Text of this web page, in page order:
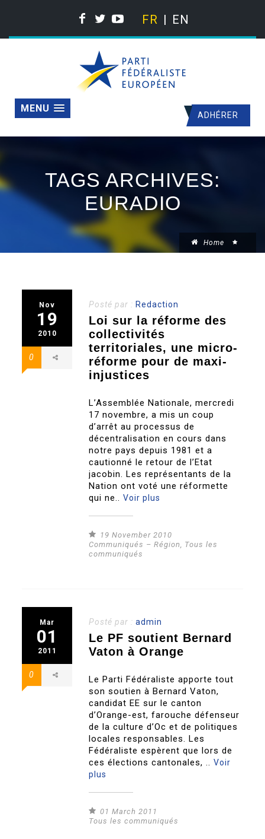
FR EN
ADHÉRER
MENU
TAGS ARCHIVES:
EURADIO
Home
Nov
19
2010
0
Posté par : Redaction
Loi sur la réforme des
collectivités
territoriales, une micro-
réforme pour de maxi-
injustices
L’Assemblée Nationale, mercredi
17 novembre, a mis un coup
d’arrêt au processus de
décentralisation en cours dans
notre pays depuis 1981 et a
cautionné le retour de l’Etat
jacobin. Les représentants de la
Nation ont voté une réformette
qui ne..Voir plus
19 November 2010
Communiqués – Région, Tous les
communiqués
Mar
01
2011
0
Posté par :admin
Le PF soutient Bernard
Vaton à Orange
Le Parti Fédéraliste apporte tout
son soutien à Bernard Vaton,
candidat EE sur le canton
d’Orange-est, farouche défenseur
de la culture d’Oc et de politiques
locales responsables. Les
Fédéraliste espèrent que lors de
ces élections cantonales, ..Voir
plus
01 March 2011
Tous les communiqués